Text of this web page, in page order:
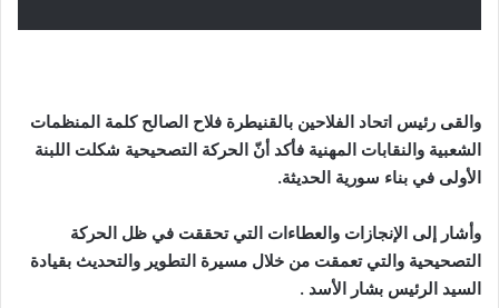
والقى رئيس اتحاد الفلاحين بالقنيطرة فلاح الصالح كلمة المنظمات
الشعبية والنقابات المهنية فأكد أنّ الحركة التصحيحية شكلت اللبنة
الأولى في بناء سورية الحديثة.
وأشار إلى الإنجازات والعطاءات التي تحققت في ظل الحركة
التصحيحية والتي تعمقت من خلال مسيرة التطوير والتحديث بقيادة
السيد الرئيس بشار الأسد .